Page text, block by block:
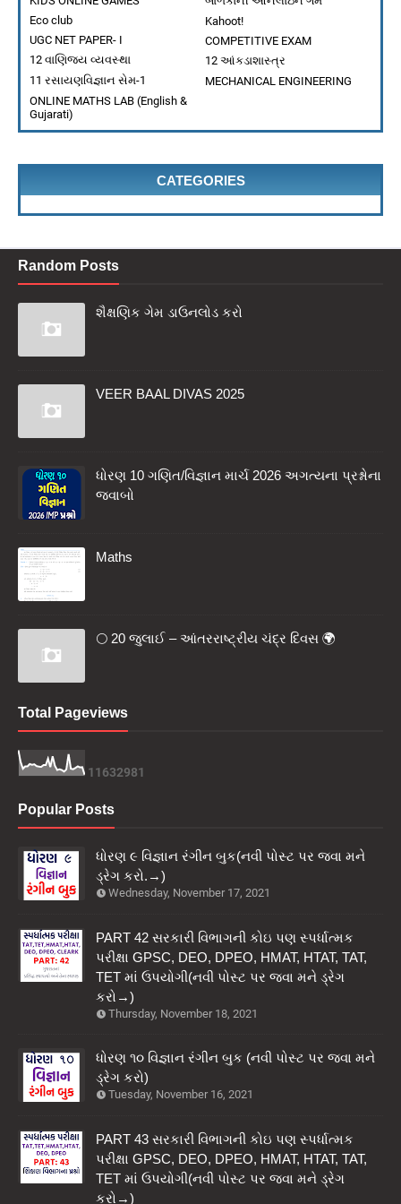
ધોરણ ૯ વિજ્ઞાન પ્રકરણ : ૧ આપણી આસપાસ માં દ્રવ્ય
BHATT ALPESH -
પ્રકરણ 13: આપણું પર્યાવરણ – પુનરાવર્તન ધોરણ 10 વિજ્ઞાન
BHATT ALPESH-Jul 21 2026
Eco club
Kahoot!
UGC NET PAPER- I
COMPETITIVE EXAM
12 વાણિજ્ય વ્યવસ્થા
12 આંકડાશાસ્ત્ર
11 રસાયણવિજ્ઞાન સેમ-1
MECHANICAL ENGINEERING
ONLINE MATHS LAB (English &
Gujarati)
CATEGORIES
Random Posts
શૈક્ષણિક ગેમ ડાઉનલોડ કરો
VEER BAAL DIVAS 2025
ધોરણ 10 ગણિત/વિજ્ઞાન માર્ચ 2026 અગત્યના પ્રશ્નોના
જવાબો
Maths
🌕 20 જુલાઈ – આંતરરાષ્ટ્રીય ચંદ્ર દિવસ 🌍
Total Pageviews
11632981
Popular Posts
ધોરણ ૯ વિજ્ઞાન રંગીન બુક(નવી પોસ્ટ પર જવા મને
ડ્રેગ કરો.→)
Wednesday, November 17, 2021
PART 42 સરકારી વિભાગની કોઇ પણ સ્પર્ધાત્મક
પરીક્ષા GPSC, DEO, DPEO, HMAT, HTAT, TAT,
TET માં ઉપયોગી(નવી પોસ્ટ પર જવા મને ડ્રેગ
કરો→)
Thursday, November 18, 2021
ધોરણ ૧૦ વિજ્ઞાન રંગીન બુક (નવી પોસ્ટ પર જવા મને
ડ્રેગ કરો)
Tuesday, November 16, 2021
PART 43 સરકારી વિભાગની કોઇ પણ સ્પર્ધાત્મક
પરીક્ષા GPSC, DEO, DPEO, HMAT, HTAT, TAT,
TET માં ઉપયોગી(નવી પોસ્ટ પર જવા મને ડ્રેગ
કરો→)